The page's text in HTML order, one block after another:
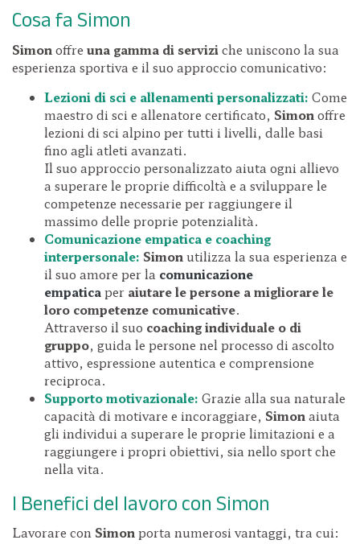
Cosa fa Simon
Simon offre una gamma di servizi che uniscono la sua
esperienza sportiva e il suo approccio comunicativo:
Lezioni di sci e allenamenti personalizzati: Come
maestro di sci e allenatore certificato, Simon offre
lezioni di sci alpino per tutti i livelli, dalle basi
fino agli atleti avanzati.
Il suo approccio personalizzato aiuta ogni allievo
a superare le proprie difficoltà e a sviluppare le
competenze necessarie per raggiungere il
massimo delle proprie potenzialità.
Comunicazione empatica e coaching
interpersonale: Simon utilizza la sua esperienza e
il suo amore per la comunicazione
empaticaper aiutare le persone a migliorare le
loro competenze comunicative.
Attraverso il suo coaching individuale o di
gruppo, guida le persone nel processo di ascolto
attivo, espressione autentica e comprensione
reciproca.
Supporto motivazionale: Grazie alla sua naturale
capacità di motivare e incoraggiare, Simon aiuta
gli individui a superare le proprie limitazioni e a
raggiungere i propri obiettivi, sia nello sport che
nella vita.
I Benefici del lavoro con Simon
Lavorare con Simon porta numerosi vantaggi, tra cui: